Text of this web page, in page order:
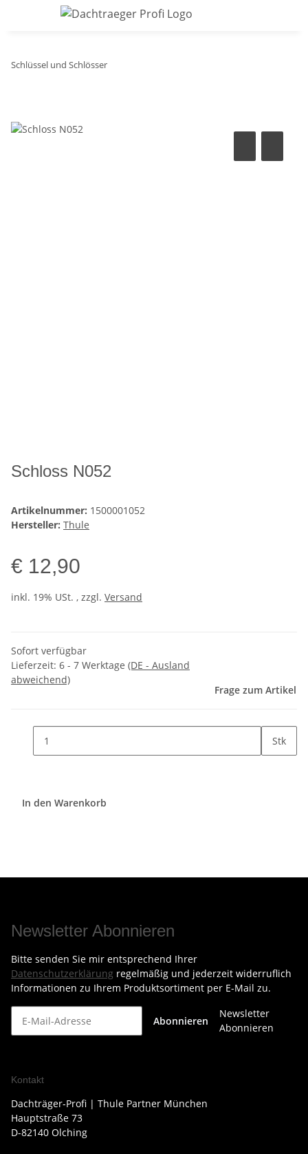
Schlüssel und Schlösser
Schloss N052
Artikelnummer: 1500001052
Hersteller: Thule
€ 12,90
inkl. 19% USt. , zzgl. Versand
Sofort verfügbar
Lieferzeit: 6 - 7 Werktage (DE - Ausland
abweichend)
Frage zum Artikel
Stk
In den Warenkorb
Newsletter Abonnieren
Bitte senden Sie mir entsprechend Ihrer
Datenschutzerklärung regelmäßig und jederzeit widerruflich
Informationen zu Ihrem Produktsortiment per E-Mail zu.
Abonnieren
Newsletter
Abonnieren
Kontakt
Dachträger-Profi | Thule Partner München
Hauptstraße 73
D-82140 Olching